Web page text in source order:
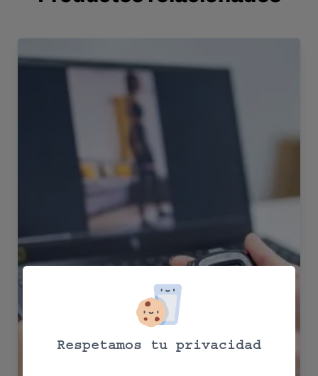
Respetamos tu privacidad